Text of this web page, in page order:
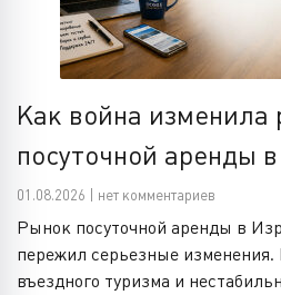
Как война изменила
посуточной аренды
01.08.2026 | нет комментариев
Рынок посуточной аренды в
пережил серьезные
въездного туризма и